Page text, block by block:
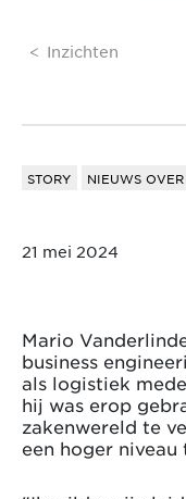
Inzichten
STORY NIEUWS
21 mei 2024
Mario
business
als logistiek
hij was erop
zakenwereld te
een hoger niveau